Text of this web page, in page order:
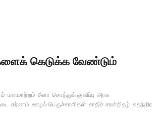
கெடுக்க வேண்டும்
மனமாற்றம் சீனா சொத்துக் குவிப்பு அரசு
கர்ணம் ஊழல் பெருச்சாளிகள் சாதிச் சான்றிதழ் சுதந்திர